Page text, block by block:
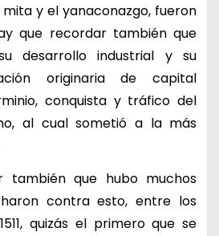
y el yanaconazgo, fueron
que recordar también que
desarrollo industrial y su
originaria de capital
conquista y tráfico del
al cual sometió a la más
también que hubo muchos
contra esto, entre los
quizás el primero que se